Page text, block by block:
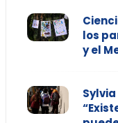
los
y el